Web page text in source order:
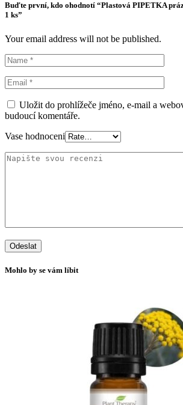
Buďte první, kdo ohodnotí “Plastová PIPETKA
1 ks”
Your email address will not be published.
Uložit do prohlížeče jméno, e-mail a
budoucí komentáře.
Vase hodnoceni
Mohlo by se vám líbit